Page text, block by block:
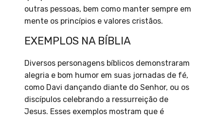
outras pessoas, bem como manter sempre em
mente os princípios e valores cristãos.
EXEMPLOS NA BÍBLIA
Diversos personagens bíblicos demonstraram
alegria e bom humor em suas jornadas de fé,
como Davi dançando diante do Senhor, ou os
discípulos celebrando a ressurreição de
Jesus. Esses exemplos mostram que é